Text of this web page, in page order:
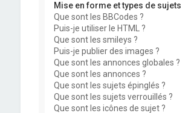
Mise en forme et types de sujets
Que sont les BBCodes ?
Puis-je utiliser le HTML ?
Que sont les smileys ?
Puis-je publier des images ?
Que sont les annonces globales ?
Que sont les annonces ?
Que sont les sujets épinglés ?
Que sont les sujets verrouillés ?
Que sont les icônes de sujet ?